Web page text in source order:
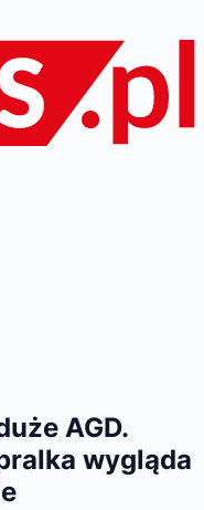
AGD.
wygląda